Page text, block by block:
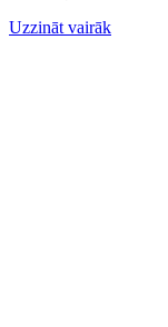
Uzzināt vairāk